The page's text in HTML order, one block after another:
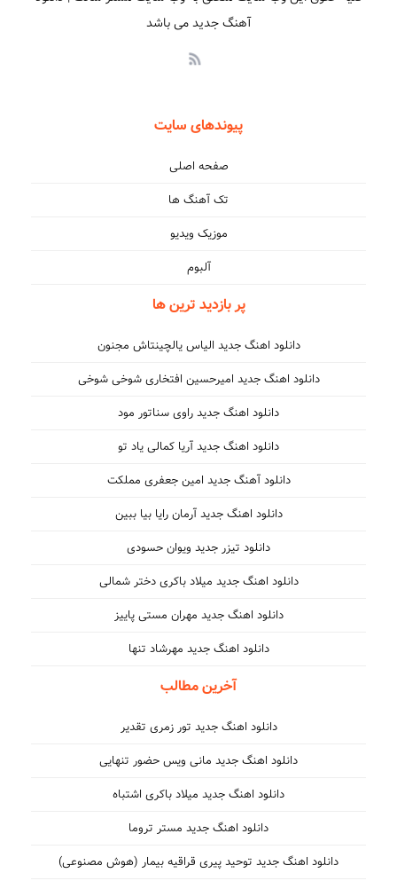
آهنگ جدید می باشد
پیوندهای سایت
صفحه اصلی
تک آهنگ ها
موزیک ویدیو
آلبوم
پر بازدید ترین ها
دانلود اهنگ جدید الیاس یالچینتاش مجنون
دانلود اهنگ جدید امیرحسین افتخاری شوخی شوخی
دانلود اهنگ جدید راوی سناتور مود
دانلود اهنگ جدید آریا کمالی یاد تو
دانلود آهنگ جدید امین جعفری مملکت
دانلود اهنگ جدید آرمان رایا بیا ببین
دانلود تیزر جدید ویوان حسودی
دانلود اهنگ جدید میلاد باکری دختر شمالی
دانلود اهنگ جدید مهران مستی پاییز
دانلود اهنگ جدید مهرشاد تنها
آخرین مطالب
دانلود اهنگ جدید تور زمری تقدیر
دانلود اهنگ جدید مانی ویس حضور تنهایی
دانلود اهنگ جدید میلاد باکری اشتباه
دانلود اهنگ جدید مستر تروما
دانلود اهنگ جدید توحید پیری قراقیه بیمار (هوش مصنوعی)